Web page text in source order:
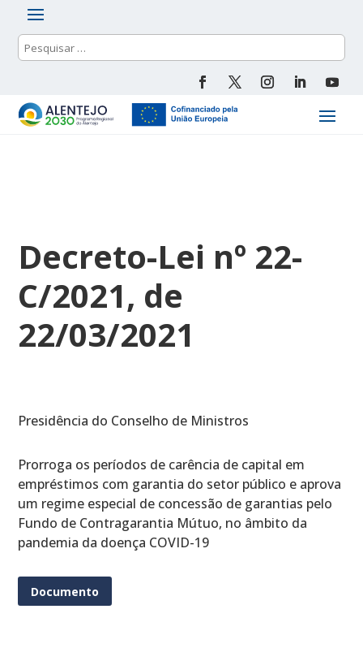
Decreto-Lei nº 22-
C/2021, de
22/03/2021
Presidência do Conselho de Ministros
Prorroga os períodos de carência de capital em
empréstimos com garantia do setor público e aprova
um regime especial de concessão de garantias pelo
Fundo de Contragarantia Mútuo, no âmbito da
pandemia da doença COVID-19
Documento